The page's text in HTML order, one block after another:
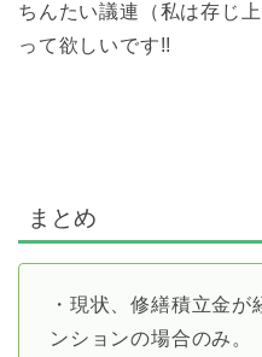
ちんたい議連（私は存じ
って欲しいです!!
まとめ
・現状、修繕積立金
ンションの場合のみ。